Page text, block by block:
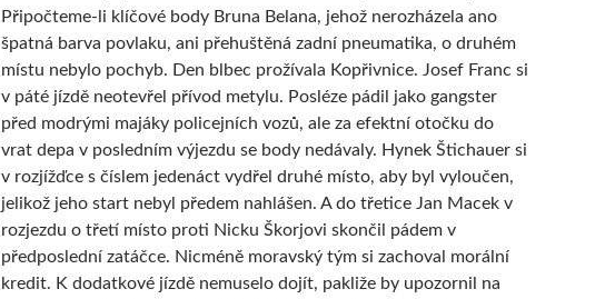
Připočteme-li klíčové body Bruna Belana, jehož nerozházela ano
špatná barva povlaku, ani přehuštěná zadní pneumatika, o druhém
místu nebylo pochyb. Den blbec prožívala Kopřivnice. Josef Franc si
v páté jízdě neotevřel přívod metylu. Posléze pádil jako gangster
před modrými majáky policejních vozů, ale za efektní otočku do
vrat depa v posledním výjezdu se body nedávaly. Hynek Štichauer si
v rozjížďce s číslem jedenáct vydřel druhé místo, aby byl vyloučen,
jelikož jeho start nebyl předem nahlášen. A do třetice Jan Macek v
rozjezdu o třetí místo proti Nicku Škorjovi skončil pádem v
předposlední zatáčce. Nicméně moravský tým si zachoval morální
kredit. K dodatkové jízdě nemuselo dojít, pakliže by upozornil na